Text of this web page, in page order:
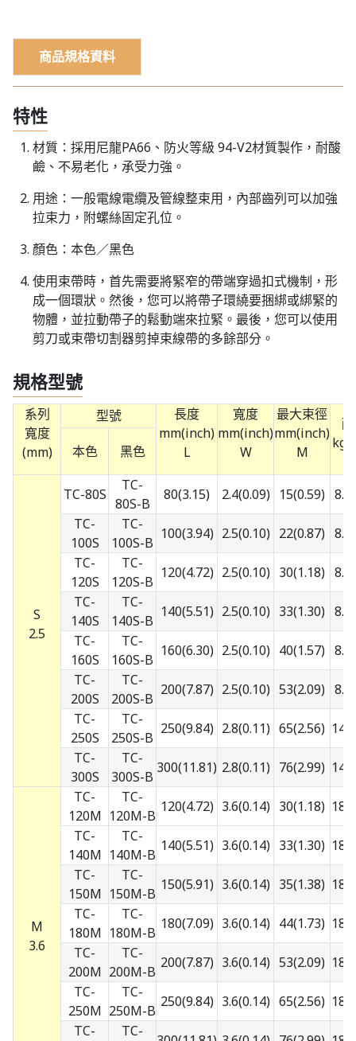
商品規格資料
特性
材質：採用尼龍PA66、防火等級 94-V2材質製作，耐酸
鹼、不易老化，承受力強。
用途：一般電線電纜及管線整束用，內部齒列可以加強
拉束力，附螺絲固定孔位。
顏色：本色／黑色
使用束帶時，首先需要將緊窄的帶端穿過扣式機制，形
成一個環狀。然後，您可以將帶子環繞要捆綁或綁緊的
物體，並拉動帶子的鬆動端來拉緊。最後，您可以使用
剪刀或束帶切割器剪掉束線帶的多餘部分。
規格型號
系列
寬度
(mm)
型號
長度
mm(inch)
L
寬度
mm(inch)
W
最大束徑
mm(inch)
M
kg
本色 黑色
S
2.5
TC-80S
TC-
80S-B
80(3.15) 2.4(0.09) 15(0.59)
TC-
100S
TC-
100S-B
100(3.94) 2.5(0.10) 22(0.87)
TC-
120S
TC-
120S-B
120(4.72) 2.5(0.10) 30(1.18)
TC-
140S
TC-
140S-B
140(5.51) 2.5(0.10) 33(1.30)
TC-
160S
TC-
160S-B
160(6.30) 2.5(0.10) 40(1.57)
TC-
200S
TC-
200S-B
200(7.87) 2.5(0.10) 53(2.09)
TC-
250S
TC-
250S-B
250(9.84) 2.8(0.11) 65(2.56)
TC-
300S
TC-
300S-B
300(11.81) 2.8(0.11) 76(2.99)
M
3.6
TC-
120M
TC-
120M-B
120(4.72) 3.6(0.14) 30(1.18)
TC-
140M
TC-
140M-B
140(5.51) 3.6(0.14) 33(1.30)
TC-
150M
TC-
150M-B
150(5.91) 3.6(0.14) 35(1.38)
TC-
180M
TC-
180M-B
180(7.09) 3.6(0.14) 44(1.73)
TC-
200M
TC-
200M-B
200(7.87) 3.6(0.14) 53(2.09)
TC-
250M
TC-
250M-B
250(9.84) 3.6(0.14) 65(2.56)
TC-
TC-